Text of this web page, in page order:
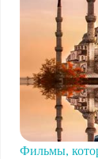
Фильмы,